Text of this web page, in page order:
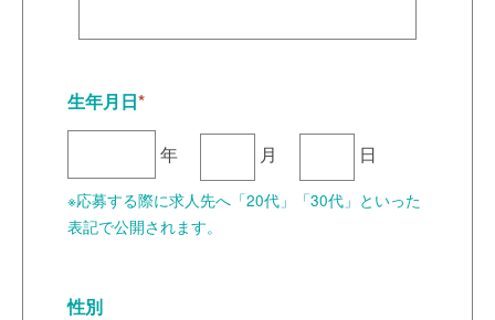
生年月日*
年 月 日
※応募する際に求人先へ「20代」「30代」といった
表記で公開されます。
性別